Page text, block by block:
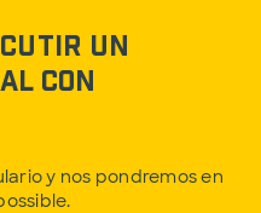
un
con
y nos pondremos en